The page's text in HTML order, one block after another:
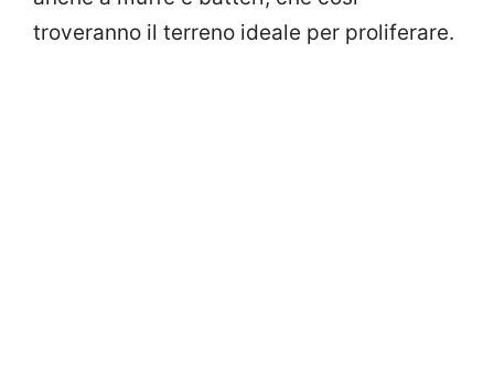
troveranno il terreno ideale per proliferare.